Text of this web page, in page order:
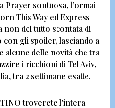
Prayer sontuosa, l’ormai
This Way ed Express
del tutto scontata di
con gli spoiler, lasciando a
alcune delle novità che tra
i ricchioni di Tel Aviv,
tra 2 settimane esatte.
troverete l’intera